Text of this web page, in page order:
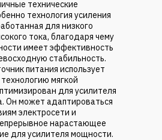
технические
технология усиления
для низкого
тока, благодаря чему
имеет эффективность
стабильность.
питания использует
мягкой
для усилителя
Он может адаптироваться
электросети и
нарастающее
для усилителя мощности.